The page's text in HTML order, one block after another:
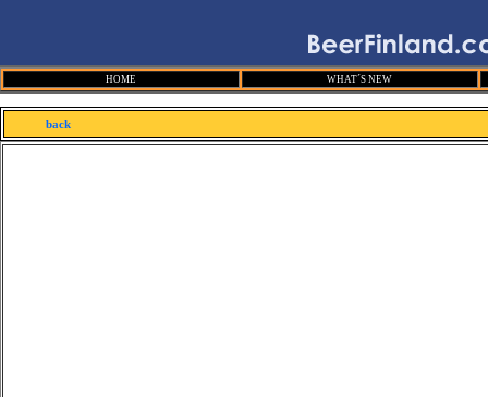
HOME WHAT´S NEW
back